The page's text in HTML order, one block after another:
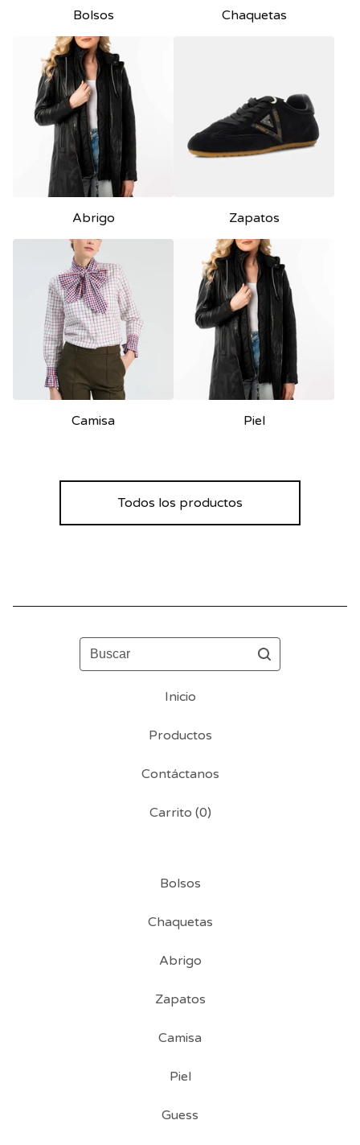
Bolsos Chaquetas
Abrigo Zapatos
Camisa Piel
Todos los productos
Buscar
Inicio
Productos
Contáctanos
Carrito (0)
Bolsos
Chaquetas
Abrigo
Zapatos
Camisa
Piel
Guess